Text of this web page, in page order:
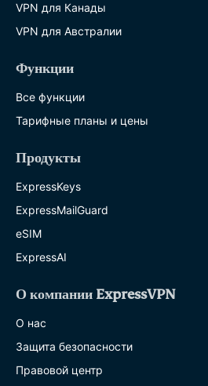
VPN для Канады
VPN для Австралии
Функции
Все функции
Тарифные планы и цены
Продукты
ExpressKeys
ExpressMailGuard
eSIM
ExpressAI
О компании ExpressVPN
О нас
Защита безопасности
Правовой центр